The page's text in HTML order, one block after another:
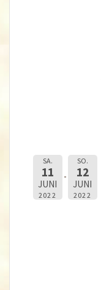
SA.
11
JUNI
2022
SO.
12
JUNI
2022